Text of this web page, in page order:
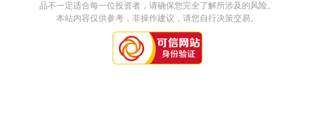
品不一定适合每一位投资者，请确保您完全了解所涉及的风险。
本站内容仅供参考，非操作建议，请您自行决策交易。